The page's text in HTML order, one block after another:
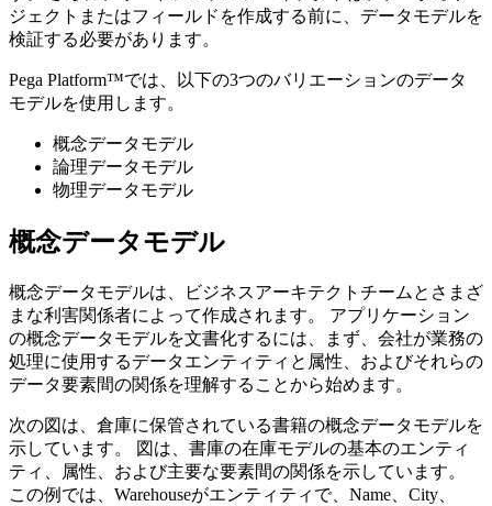
ジェクトまたはフィールドを作成する前に、データモデルを
検証する必要があります。
Pega Platform™では、以下の3つのバリエーションのデータ
モデルを使用します。
概念データモデル
論理データモデル
物理データモデル
概念データモデル
概念データモデルは、ビジネスアーキテクトチームとさまざ
まな利害関係者によって作成されます。 アプリケーション
の概念データモデルを文書化するには、まず、会社が業務の
処理に使用するデータエンティティと属性、およびそれらの
データ要素間の関係を理解することから始めます。
次の図は、倉庫に保管されている書籍の概念データモデルを
示しています。 図は、書庫の在庫モデルの基本のエンティ
ティ、属性、および主要な要素間の関係を示しています。
この例では、Warehouseがエンティティで、Name、City、